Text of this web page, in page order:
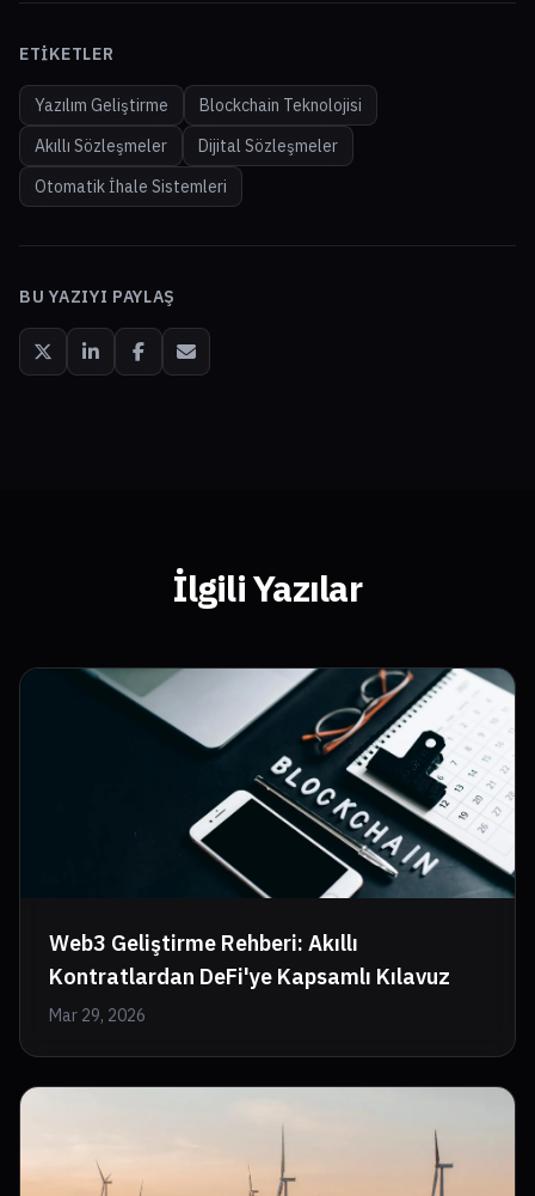
ETIKETLER
Yazılım Geliştirme
Blockchain Teknolojisi
Akıllı Sözleşmeler
Dijital Sözleşmeler
Otomatik İhale Sistemleri
BU YAZIYI PAYLAŞ
İlgili Yazılar
Web3 Geliştirme Rehberi: Akıllı
Kontratlardan DeFi'ye Kapsamlı Kılavuz
Mar 29, 2026